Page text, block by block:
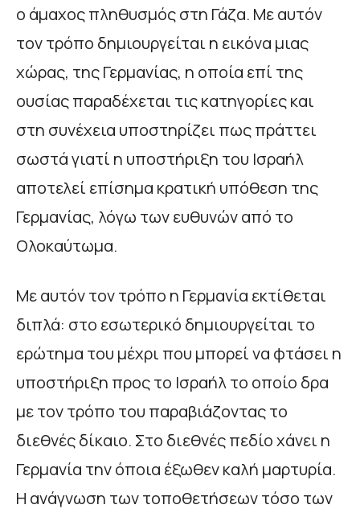
ο άμαχος πληθυσμός στη Γάζα. Με αυτόν
τον τρόπο δημιουργείται η εικόνα μιας
χώρας, της Γερμανίας, η οποία επί της
ουσίας παραδέχεται τις κατηγορίες και
στη συνέχεια υποστηρίζει πως πράττει
σωστά γιατί η υποστήριξη του Ισραήλ
αποτελεί επίσημα κρατική υπόθεση της
Γερμανίας, λόγω των ευθυνών από το
Ολοκαύτωμα.
Με αυτόν τον τρόπο η Γερμανία εκτίθεται
διπλά: στο εσωτερικό δημιουργείται το
ερώτημα του μέχρι που μπορεί να φτάσει η
υποστήριξη προς το Ισραήλ το οποίο δρα
με τον τρόπο του παραβιάζοντας το
διεθνές δίκαιο. Στο διεθνές πεδίο χάνει η
Γερμανία την όποια έξωθεν καλή μαρτυρία.
Η ανάγνωση των τοποθετήσεων τόσο των